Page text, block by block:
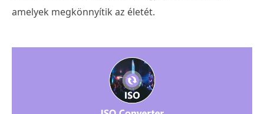
amelyek megkönnyítik az életét.